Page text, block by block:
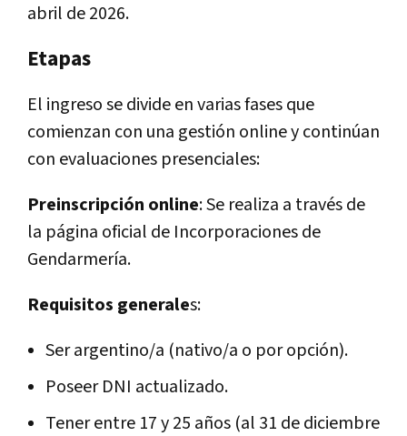
abril de 2026.
Etapas
El ingreso se divide en varias fases que
comienzan con una gestión online y continúan
con evaluaciones presenciales:
Preinscripción online: Se realiza a través de
la página oficial de Incorporaciones de
Gendarmería.
Requisitos generales:
Ser argentino/a (nativo/a o por opción).
Poseer DNI actualizado.
Tener entre 17 y 25 años (al 31 de diciembre